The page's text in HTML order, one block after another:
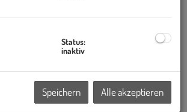
Status:
inaktiv
Speichern Alle akzeptieren